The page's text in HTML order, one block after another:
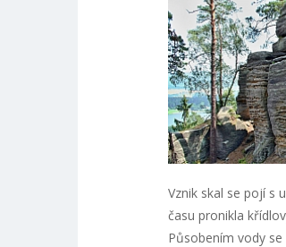
Vznik skal se pojí s
času pronikla
Působením vody